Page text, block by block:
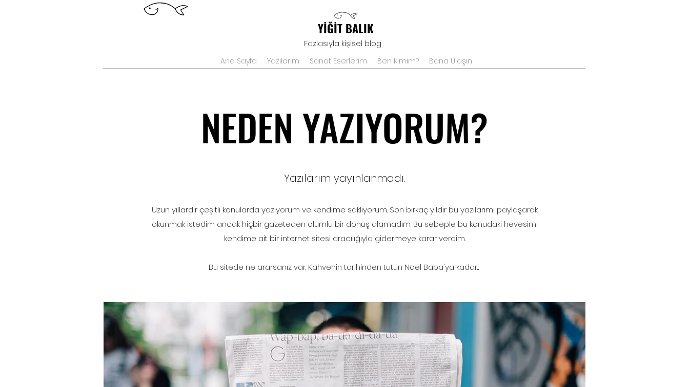
YİĞİT BALIK
Fazlasıyla kişisel blog
Ana Sayfa Yazılarım Sanat Eserlerim Ben Kimim? Bana Ulaşın
NEDEN YAZIYORUM?
Yazılarım yayınlanmadı.
Uzun yıllardır çeşitli konularda yazıyorum ve kendime saklıyorum. Son birkaç yıldır bu yazılarımı paylaşarak
okunmak istedim ancak hiçbir gazeteden olumlu bir dönüş alamadım. Bu sebeple bu konudaki hevesimi
kendime ait bir internet sitesi aracılığıyla gidermeye karar verdim.
Bu sitede ne ararsanız var. Kahvenin tarihinden tutun Noel Baba'ya kadar...